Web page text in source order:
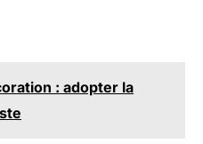
: adopter la